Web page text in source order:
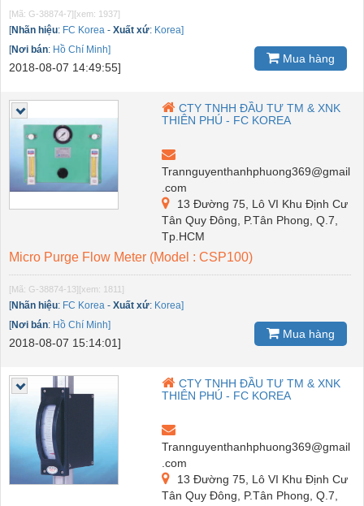
[Mã: G-38874-7][xem: 1937]
[Nhãn hiệu: FC Korea - Xuất xứ: Korea]
[Nơi bán: Hồ Chí Minh]
2018-08-07 14:49:55]
Mua hàng
CTY TNHH ĐẦU TƯ TM & XNK
THIÊN PHÚ - FC KOREA
Trannguyenthanhphuong369@gmail
.com
13 Đường 75, Lô VI Khu Định Cư
Tân Quy Đông, P.Tân Phong, Q.7,
Tp.HCM
Micro Purge Flow Meter (Model : CSP100)
[Mã: G-38874-13][xem: 1811]
[Nhãn hiệu: FC Korea - Xuất xứ: Korea]
[Nơi bán: Hồ Chí Minh]
2018-08-07 15:14:01]
Mua hàng
CTY TNHH ĐẦU TƯ TM & XNK
THIÊN PHÚ - FC KOREA
Trannguyenthanhphuong369@gmail
.com
13 Đường 75, Lô VI Khu Định Cư
Tân Quy Đông, P.Tân Phong, Q.7,